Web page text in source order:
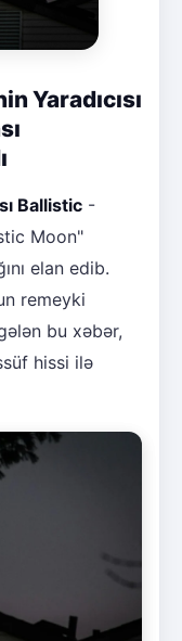
Yaradıcısı
Ballistic -
Moon"
elan edib.
remeyki
bu xəbər,
hissi ilə